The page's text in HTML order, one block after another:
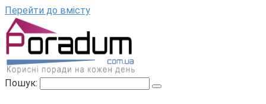
Перейти до вмісту
Пошук: